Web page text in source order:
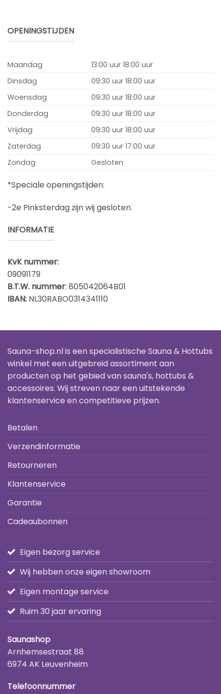
OPENINGSTIJDEN
Maandag
13:00 uur 18:00 uur
Dinsdag
09:30 uur 18:00 uur
Woensdag
09:30 uur 18:00 uur
Donderdag
09:30 uur 18:00 uur
Vrijdag
09:30 uur 18:00 uur
Zaterdag
09:30 uur 17:00 uur
Zondag
Gesloten
*Speciale openingstijden:
-2e Pinksterdag zijn wij gesloten.
INFORMATIE
KvK nummer:
09091179
B.T.W. nummer: 805042064B01
IBAN: NL30RABO0314341110
Sauna-shop.nl is een specialistische Sauna & Hottubs
winkel met een uitgebreid assortiment aan
producten op het gebied van sauna's, hottubs &
accessoires. Wij streven naar een uitstekende
klantenservice en competitieve prijzen.
Betalen
Verzendinformatie
Retourneren
Klantenservice
Garantie
Cadeaubonnen
Eigen bezorg service
Wij hebben onze eigen showroom
Eigen montage service
Ruim 30 jaar ervaring
Saunashop
Arnhemsestraat 88
6974 AK Leuvenheim
Telefoonnummer